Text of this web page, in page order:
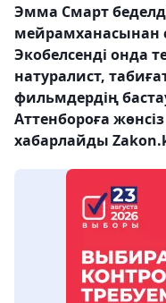
Эмма Смарт
мейрамханасынан
Экобелсенді онда
натуралист,
фильмдердің
Аттенбороға
хабарлайды